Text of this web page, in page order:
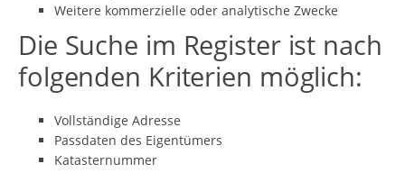
Weitere kommerzielle oder analytische Zwecke
Die Suche im Register ist nach
folgenden Kriterien möglich:
Vollständige Adresse
Passdaten des Eigentümers
Katasternummer